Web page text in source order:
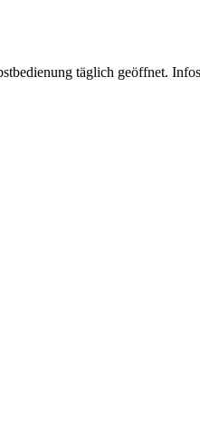
täglich geöffnet. Infos